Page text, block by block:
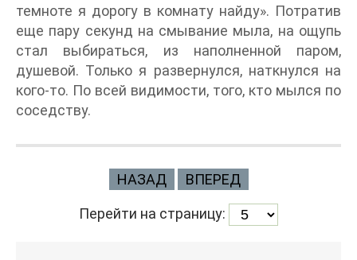
темноте я дорогу в комнату найду». Потратив
еще пару секунд на смывание мыла, на ощупь
стал выбираться, из наполненной паром,
душевой. Только я развернулся, наткнулся на
кого-то. По всей видимости, того, кто мылся по
соседству.
НАЗАД ВПЕРЕД
Перейти на страницу: